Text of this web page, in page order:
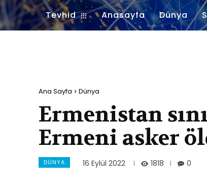
Tevhid Anasayfa Dünya
Ana Sayfa Dünya
Ermenistan
Ermeni asker
DÜNYA 16 Eylül 2022 1818 0